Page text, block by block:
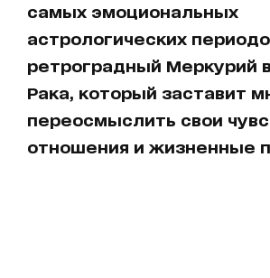
самых эмоциональных
астрологических
ретроградный Меркурий
Рака, который заставит
переосмыслить свои
отношения и жизненные